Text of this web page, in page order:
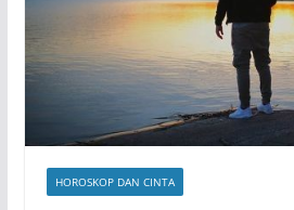
HOROSKOP DAN CINTA